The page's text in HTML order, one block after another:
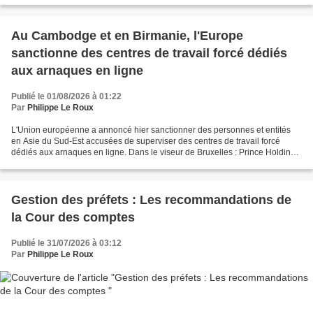
Au Cambodge et en Birmanie, l'Europe
sanctionne des centres de travail forcé dédiés
aux arnaques en ligne
Publié le 01/08/2026 à 01:22
Par Philippe Le Roux
L'Union européenne a annoncé hier sanctionner des personnes et entités
en Asie du Sud-Est accusées de superviser des centres de travail forcé
dédiés aux arnaques en ligne. Dans le viseur de Bruxelles : Prince Holding
Gestion des préfets : Les recommandations de
la Cour des comptes
Publié le 31/07/2026 à 03:12
Par Philippe Le Roux